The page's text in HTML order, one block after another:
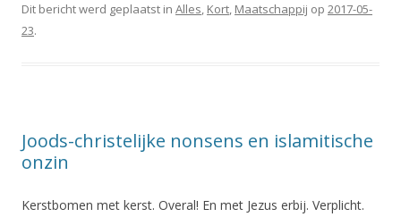
Dit bericht werd geplaatst in Alles, Kort, Maatschappij op 2017-05-
23.
Joods-christelijke nonsens en islamitische
onzin
Kerstbomen met kerst. Overal! En met Jezus erbij. Verplicht.